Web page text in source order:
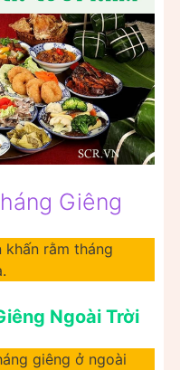
Giêng
khấn rằm tháng
Ngoài Trời
giêng ở ngoài